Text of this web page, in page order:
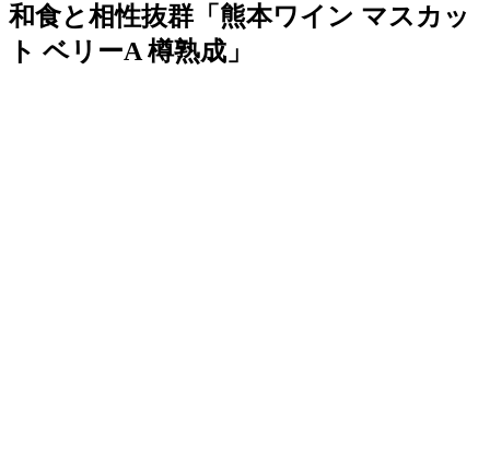
和食と相性抜群「熊本ワイン マスカッ
ト ベリーA 樽熟成」